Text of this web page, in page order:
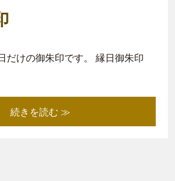
だけの御朱印です。 縁日御朱印
続きを読む ≫